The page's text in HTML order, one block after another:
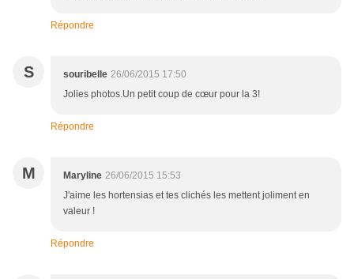
Répondre
S souribelle 26/06/2015 17:50
Jolies photos.Un petit coup de cœur pour la 3!
Répondre
M Maryline 26/06/2015 15:53
J'aime les hortensias et tes clichés les mettent joliment en
valeur !
Répondre